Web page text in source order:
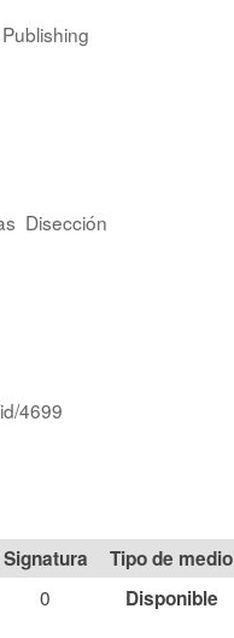
Disección
4699
Signatura Tipo de medio
0 Disponible